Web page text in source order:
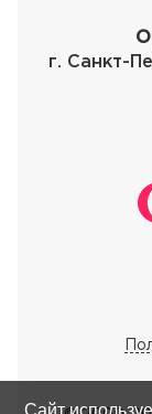
г. Санкт-
Сайт